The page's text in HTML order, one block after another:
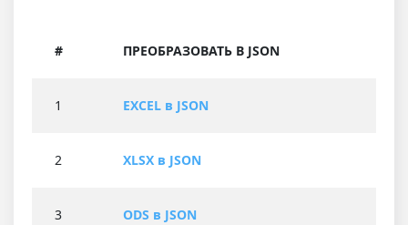
# ПРЕОБРАЗОВАТЬ В JSON
1 EXCEL в JSON
2 XLSX в JSON
3 ODS в JSON